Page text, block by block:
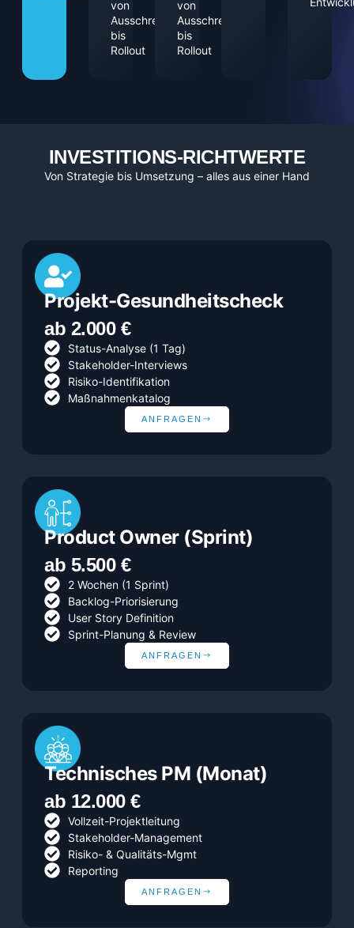
von
Ausschreibung
bis
Rollout
von
Ausschreibung
bis
Rollout
INVESTITIONS-RICHTWERTE
Von Strategie bis Umsetzung – alles aus einer Hand
Projekt-Gesundheitscheck
ab 2.000 €
Status-Analyse (1 Tag)
Stakeholder-Interviews
Risiko-Identifikation
Maßnahmenkatalog
ANFRAGEN
Product Owner (Sprint)
ab 5.500 €
2 Wochen (1 Sprint)
Backlog-Priorisierung
User Story Definition
Sprint-Planung & Review
ANFRAGEN
Technisches PM (Monat)
ab 12.000 €
Vollzeit-Projektleitung
Stakeholder-Management
Risiko- & Qualitäts-Mgmt
Reporting
ANFRAGEN